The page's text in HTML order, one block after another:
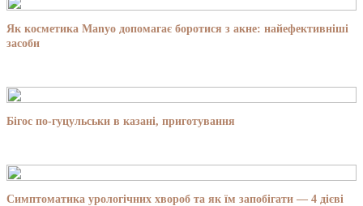
Як косметика Manyo допомагає боротися з акне: найефективніші
засоби
Бігос по-гуцульськи в казані, приготування
Симптоматика урологічних хвороб та як їм запобігати — 4 дієві